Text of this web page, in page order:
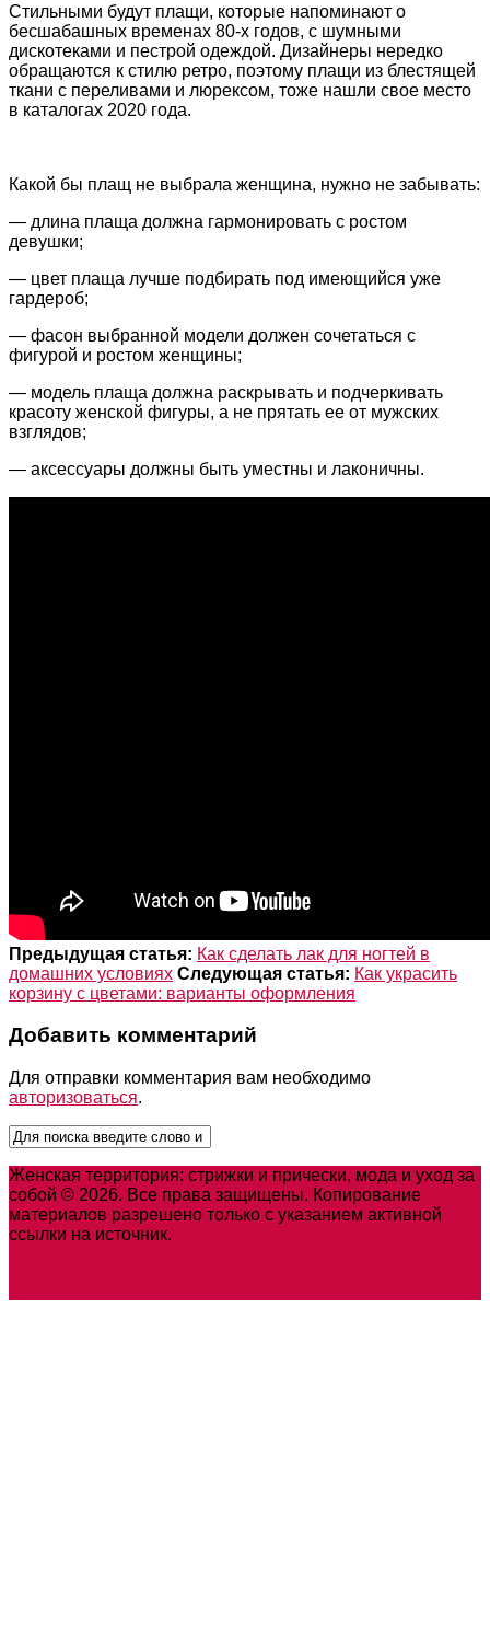
Стильными будут плащи, которые напоминают о
бесшабашных временах 80-х годов, с шумными
дискотеками и пестрой одеждой. Дизайнеры нередко
обращаются к стилю ретро, поэтому плащи из блестящей
ткани с переливами и люрексом, тоже нашли свое место
в каталогах 2020 года.
Какой бы плащ не выбрала женщина, нужно не забывать:
— длина плаща должна гармонировать с ростом
девушки;
— цвет плаща лучше подбирать под имеющийся уже
гардероб;
— фасон выбранной модели должен сочетаться с
фигурой и ростом женщины;
— модель плаща должна раскрывать и подчеркивать
красоту женской фигуры, а не прятать ее от мужских
взглядов;
— аксессуары должны быть уместны и лаконичны.
Предыдущая статья: Как сделать лак для ногтей в
домашних условиях Следующая статья: Как украсить
корзину с цветами: варианты оформления
Добавить комментарий
Для отправки комментария вам необходимо
авторизоваться.
Женская территория: стрижки и прически, мода и уход за
собой © 2026. Все права защищены. Копирование
материалов разрешено только с указанием активной
ссылки на источник.